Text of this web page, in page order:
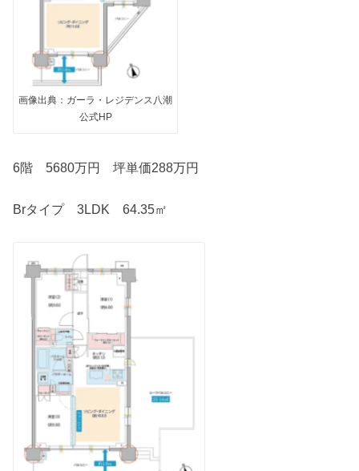
画像出典：ガーラ・レジデンス八潮
公式HP
6階 5680万円 坪単価288万円
Brタイプ 3LDK 64.35㎡